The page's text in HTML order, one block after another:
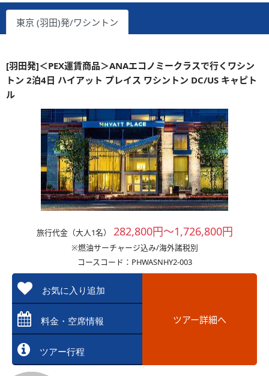
東京 (羽田)発/ワシントン
[羽田発]＜PEX運賃商品＞ANAエコノミークラスで行くワシン
トン 2泊4日 ハイアット プレイス ワシントン DC/US キャピト
ル
旅行代金（大人1名） 282,800円～1,726,800円
※燃油サーチャージ込み/海外諸税別
コースコード：PHWASNHY2-003
お気に入り追加
料金・空席情報
ツアー行程
ツアー詳細へ